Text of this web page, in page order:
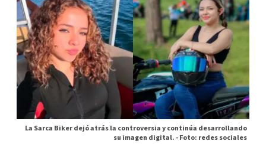
La Sarca Biker dejó atrás la controversia y continúa desarrollando
su imagen digital. -Foto: redes sociales